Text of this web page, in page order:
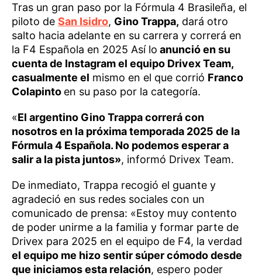
Tras un gran paso por la Fórmula 4 Brasileña, el
piloto de San Isidro, Gino Trappa, dará otro
salto hacia adelante en su carrera y correrá en
la F4 Española en 2025 Así lo anunció en su
cuenta de Instagram el equipo Drivex Team,
casualmente el mismo en el que corrió Franco
Colapinto en su paso por la categoría.
«El argentino Gino Trappa correrá con
nosotros en la próxima temporada 2025 de la
Fórmula 4 Española. No podemos esperar a
salir a la pista juntos», informó Drivex Team.
De inmediato, Trappa recogió el guante y
agradeció en sus redes sociales con un
comunicado de prensa: «Estoy muy contento
de poder unirme a la familia y formar parte de
Drivex para 2025 en el equipo de F4, la verdad
el equipo me hizo sentir súper cómodo desde
que iniciamos esta relación, espero poder